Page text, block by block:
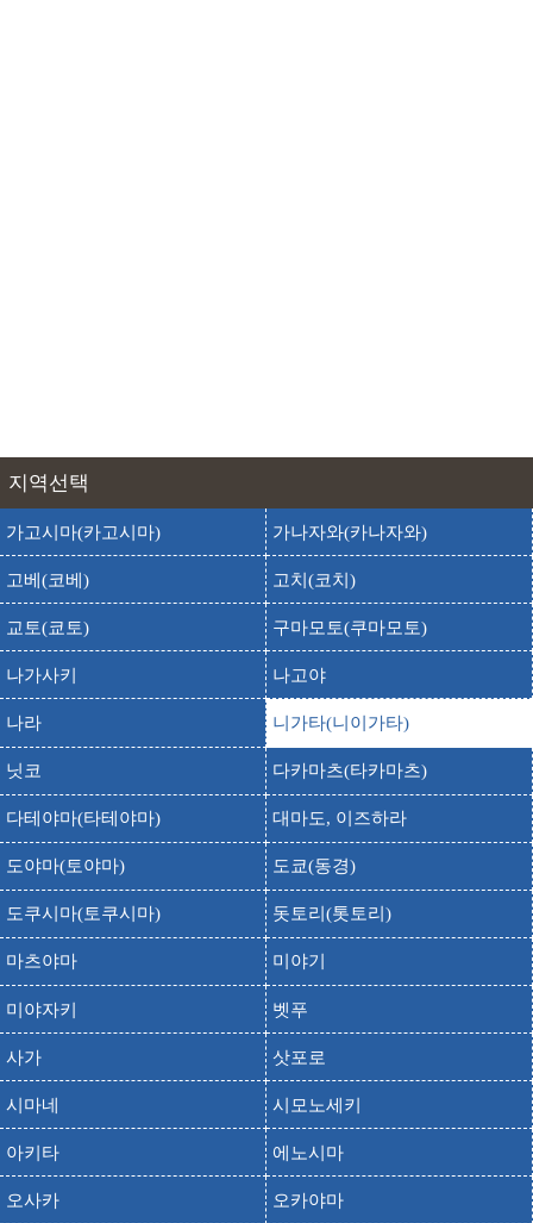
출발 도착
마다라오 고원 온천
출발
도착 마이코 스노우 리조트
출발 도착
출발
도착 묘코스기노하라 스키장
출발
무이카마치 핫카이 산 스키장
무이카마치 핫카이 산 스키장
출발
출발
빅카메라 니이가타점
출발 도착
사이쇼사
사이쇼지
출발 도착
세나미 온센
출발
시로우마다케(시로우마 산)
출발
출발 도착
아카쿠라 관광리조트 스키장
아카쿠라 칸코리조토 스키장
출발
아카쿠라 온천 스키장
아카쿠라 온센 스키장
출발
지역선택
가고시마(카고시마) 가나자와(카나자와)
고베(코베) 고치(코치)
교토(쿄토) 구마모토(쿠마모토)
나가사키 나고야
나라 니가타(니이가타)
닛코 다카마츠(타카마츠)
다테야마(타테야마) 대마도, 이즈하라
도야마(토야마) 도쿄(동경)
도쿠시마(토쿠시마) 돗토리(톳토리)
마츠야마 미야기
미야자키 벳푸
사가 삿포로
시마네 시모노세키
아키타 에노시마
오사카 오카야마